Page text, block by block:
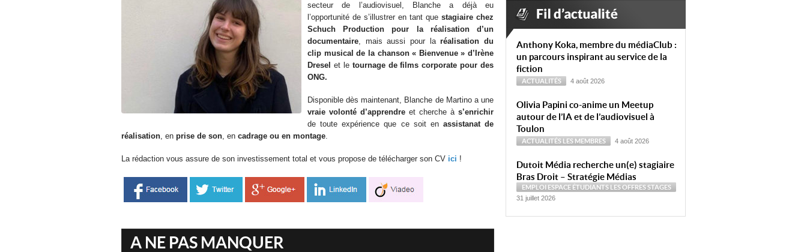
secteur de l’audiovisuel, Blanche a déjà eu
l’opportunité de s’illustrer en tant que stagiaire chez
Schuch Production pour la réalisation d’un
documentaire, mais aussi pour laréalisation du
clip musical de la chanson « Bienvenue » d’Irène
Dresel et le tournage de films corporate pour des
ONG.
Disponible dès maintenant, Blanche de Martino a une
vraie volonté d’apprendre et cherche à s’enrichir
de toute expérience que ce soit en assistanat de
réalisation, en prise de son, en cadrage ou en montage.
La rédaction vous assure de son investissement total et vous propose de télécharger son CV ici !
A NE PAS MANQUER
Anthony Koka, membre du médiaClub :
un parcours inspirant au service de la
fiction
ACTUALITÉS 4 août 2026
Olivia Papini co-anime un Meetup
autour de l’IA et de l’audiovisuel à
Toulon
ACTUALITÉS LES MEMBRES 4 août 2026
Dutoit Média recherche un(e) stagiaire
Bras Droit – Stratégie Médias
EMPLOI ESPACE ÉTUDIANTS LES OFFRESSTAGES
31 juillet 2026